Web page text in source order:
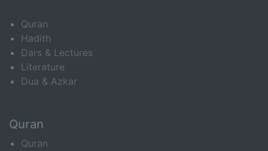
Quran
Hadith
Dars & Lectures
Literature
Dua & Azkar
Quran
Quran